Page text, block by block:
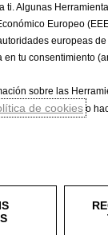
ti. Algunas
Europeo
europeas
tu consentimiento
sobre las
de cookies o